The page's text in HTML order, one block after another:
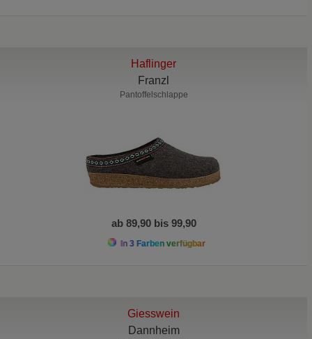
Haflinger
Franzl
Pantoffelschlappe
ab 89,90 bis 99,90
In 3 Farben verfügbar
Giesswein
Dannheim